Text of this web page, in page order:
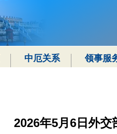
中厄关系 领事服
2026年5月6日外